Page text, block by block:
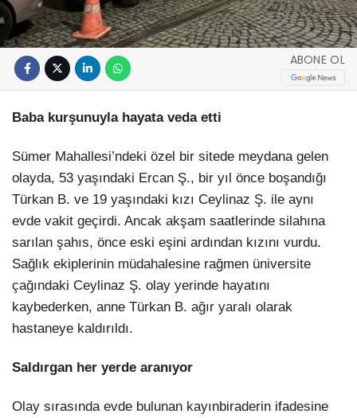
ABONE OL
Baba kurşunuyla hayata veda etti
Sümer Mahallesi’ndeki özel bir sitede meydana gelen
olayda, 53 yaşındaki Ercan Ş., bir yıl önce boşandığı
Türkan B. ve 19 yaşındaki kızı Ceylinaz Ş. ile aynı
evde vakit geçirdi. Ancak akşam saatlerinde silahına
sarılan şahıs, önce eski eşini ardından kızını vurdu.
Sağlık ekiplerinin müdahalesine rağmen üniversite
çağındaki Ceylinaz Ş. olay yerinde hayatını
kaybederken, anne Türkan B. ağır yaralı olarak
hastaneye kaldırıldı.
Saldırgan her yerde aranıyor
Olay sırasında evde bulunan kayınbiraderin ifadesine